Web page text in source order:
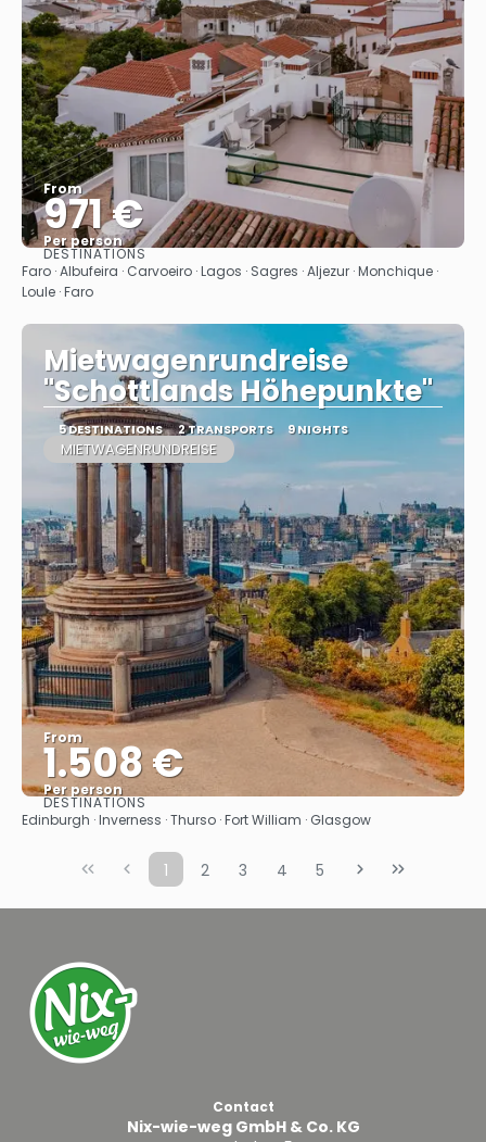
From
971 €
Per person
See
DESTINATIONS
Faro · Albufeira · Carvoeiro · Lagos · Sagres · Aljezur · Monchique ·
Loule · Faro
Mietwagenrundreise
"Schottlands Höhepunkte"
5 DESTINATIONS 2 TRANSPORTS 9 NIGHTS
MIETWAGENRUNDREISE
From
1.508 €
Per person
See
DESTINATIONS
Edinburgh · Inverness · Thurso · Fort William · Glasgow
1 2 3 4 5
Contact
Nix-wie-weg GmbH & Co. KG